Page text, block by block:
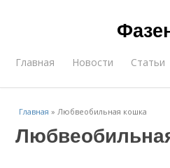
Главная Новости Статьи
Главная »Любвеобильная кошка